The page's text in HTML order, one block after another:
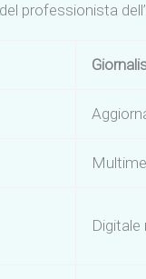
professionista